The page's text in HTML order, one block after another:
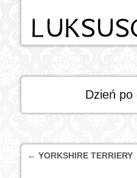
Dzień po
← YORKSHIRE TERRIERY